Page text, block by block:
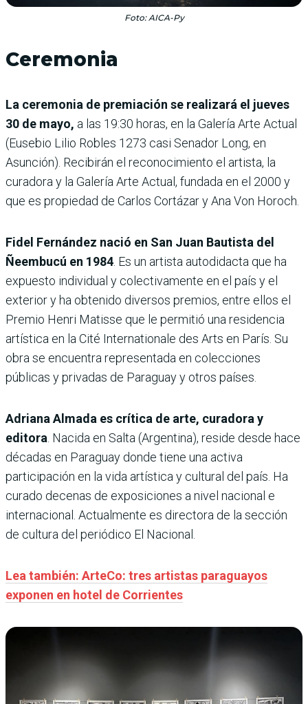
Foto: AICA-Py
Ceremonia
La ceremonia de premiación se realizará el jueves
30 de mayo, a las 19:30 horas, en la Galería Arte Actual
(Eusebio Lilio Robles 1273 casi Senador Long, en
Asunción). Recibirán el reconocimiento el artista, la
curadora y la Galería Arte Actual, fundada en el 2000 y
que es propiedad de Carlos Cortázar y Ana Von Horoch.
Fidel Fernández nació en San Juan Bautista del
Ñeembucú en 1984. Es un artista autodidacta que ha
expuesto individual y colectivamente en el país y el
exterior y ha obtenido diversos premios, entre ellos el
Premio Henri Matisse que le permitió una residencia
artística en la Cité Internationale des Arts en París. Su
obra se encuentra representada en colecciones
públicas y privadas de Paraguay y otros países.
Adriana Almada es crítica de arte, curadora y
editora. Nacida en Salta (Argentina), reside desde hace
décadas en Paraguay donde tiene una activa
participación en la vida artística y cultural del país. Ha
curado decenas de exposiciones a nivel nacional e
internacional. Actualmente es directora de la sección
de cultura del periódico El Nacional.
Lea también: ArteCo: tres artistas paraguayos
exponen en hotel de Corrientes